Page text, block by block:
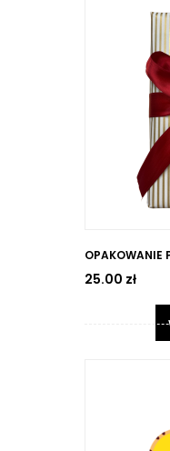
OPAKOWANIE
25.00 zł